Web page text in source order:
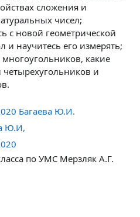
сложения и
чисел;
с новой геометрической
и научитесь его измерять;
какие
и
Багаева Ю.И.
Ю.И,
по УМС Мерзляк А.Г.